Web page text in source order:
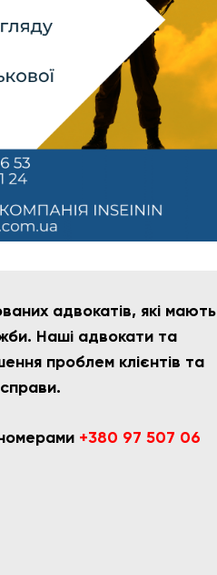
адвокатів, які мають
Наші адвокати та
проблем клієнтів та
+380 97 507 06